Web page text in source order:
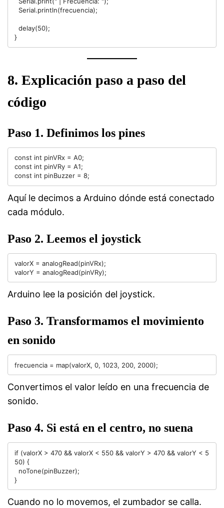
8. Explicación paso a paso del
código
Paso 1. Definimos los pines
const int pinVRx = A0;
const int pinVRy = A1;
Aquí le decimos a Arduino dónde está conectado
cada módulo.
Paso 2. Leemos el joystick
valorX = analogRead(pinVRx);
Arduino lee la posición del joystick.
Paso 3. Transformamos el movimiento
en sonido
Convertimos el valor leído en una frecuencia de
sonido.
Paso 4. Si está en el centro, no suena
if (valorX > 470 && valorX < 550 && valorY > 470 && valorY < 5
50) {
Cuando no lo movemos, el zumbador se calla.